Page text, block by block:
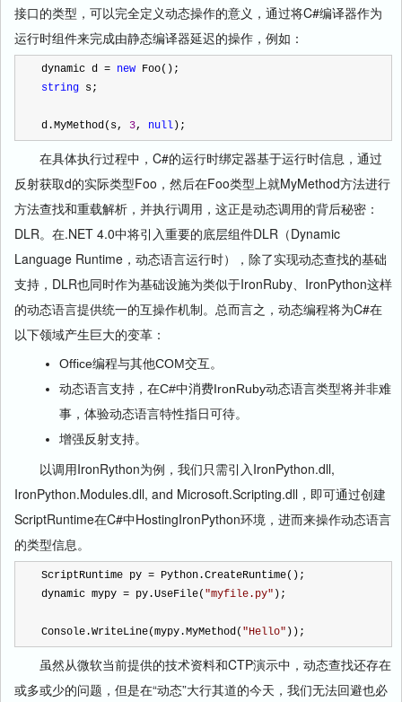
接口的类型，可以完全定义动态操作的意义，通过将C#编译器作为
运行时组件来完成由静态编译器延迟的操作，例如：
dynamic d = new Foo();
string s;
d.MyMethod(s, 3, null );
在具体执行过程中，C#的运行时绑定器基于运行时信息，通过
反射获取d的实际类型Foo，然后在Foo类型上就MyMethod方法进行
方法查找和重载解析，并执行调用，这正是动态调用的背后秘密：
DLR。在.NET 4.0中将引入重要的底层组件DLR（Dynamic
Language Runtime，动态语言运行时），除了实现动态查找的基础
支持，DLR也同时作为基础设施为类似于IronRuby、IronPython这样
的动态语言提供统一的互操作机制。总而言之，动态编程将为C#在
以下领域产生巨大的变革：
Office编程与其他COM交互。
动态语言支持，在C#中消费IronRuby动态语言类型将并非难
事，体验动态语言特性指日可待。
增强反射支持。
以调用IronRython为例，我们只需引入IronPython.dll,
IronPython.Modules.dll, and Microsoft.Scripting.dll，即可通过创建
ScriptRuntime在C#中HostingIronPython环境，进而来操作动态语言
的类型信息。
ScriptRuntime py = Python.CreateRuntime();
dynamic mypy = py.UseFile( "myfile.py" );
Console.WriteLine(mypy.MyMethod( "Hello" ));
虽然从微软当前提供的技术资料和CTP演示中，动态查找还存在
或多或少的问题，但是在“动态”大行其道的今天，我们无法回避也必